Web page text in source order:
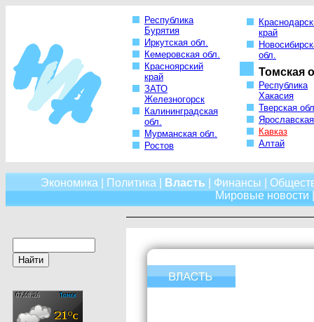
Республика
Бурятия
Иркутская обл.
Кемеровская обл.
Красноярский
край
ЗАТО
Железногорск
Калининградская
обл.
Мурманская обл.
Ростов
край
обл.
Томская
Республика
Хакасия
Тверская
Кавказ
Алтай
Экономика Политика Власть Финансы
Мировые новости